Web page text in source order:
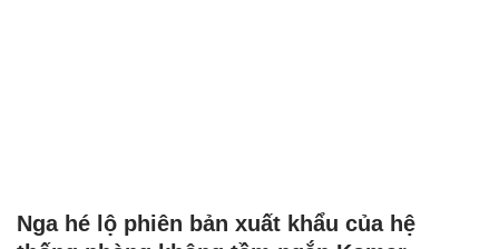
Nga hé lộ phiên bản xuất khẩu của hệ